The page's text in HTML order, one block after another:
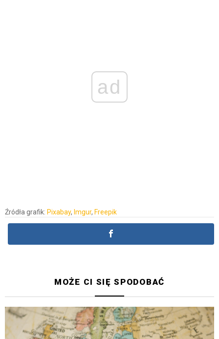
ad
Źródła grafik: Pixabay, Imgur, Freepik
MOŻE CI SIĘ SPODOBAĆ